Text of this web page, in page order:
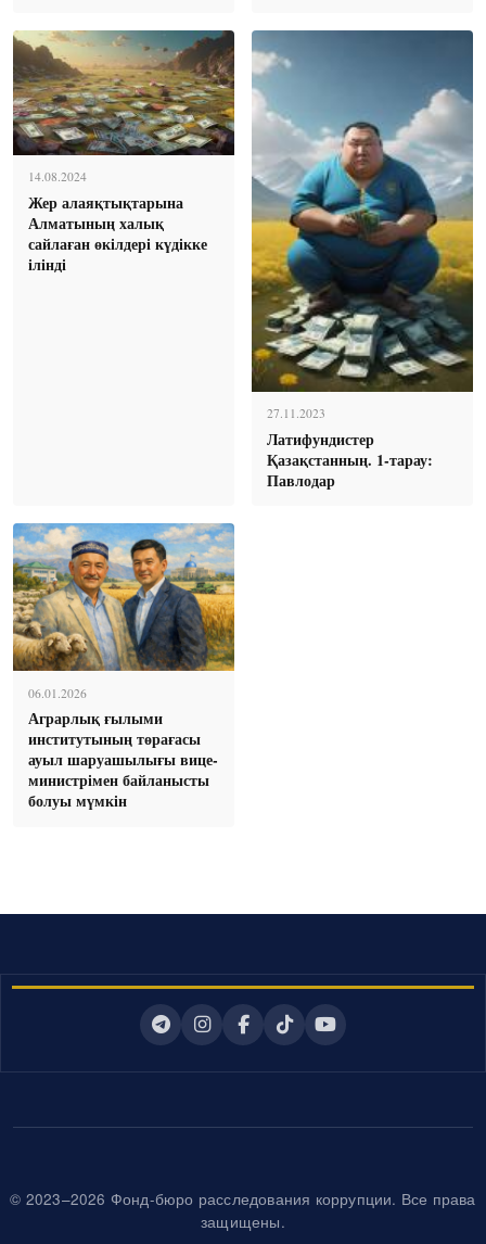
14.08.2024
Жер алаяқтықтарына
Алматының халық
сайлаған өкілдері күдікке
ілінді
27.11.2023
Латифундистер
Қазақстанның. 1-тарау:
Павлодар
06.01.2026
Аграрлық ғылыми
институтының төрағасы
ауыл шаруашылығы вице-
министрімен байланысты
болуы мүмкін
© 2023–2026 Фонд-бюро расследования коррупции. Все права
защищены.